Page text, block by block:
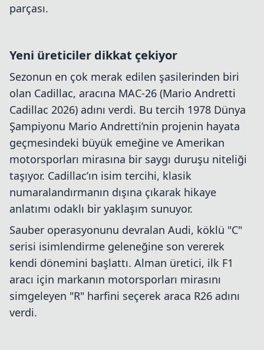
parçası.
Yeni üreticiler dikkat çekiyor
Sezonun en çok merak edilen şasilerinden biri
olan Cadillac, aracına MAC-26 (Mario Andretti
Cadillac 2026) adını verdi. Bu tercih 1978 Dünya
Şampiyonu Mario Andretti’nin projenin hayata
geçmesindeki büyük emeğine ve Amerikan
motorsporları mirasına bir saygı duruşu niteliği
taşıyor. Cadillac’ın isim tercihi, klasik
numaralandırmanın dışına çıkarak hikaye
anlatımı odaklı bir yaklaşım sunuyor.
Sauber operasyonunu devralan Audi, köklü "C"
serisi isimlendirme geleneğine son vererek
kendi dönemini başlattı. Alman üretici, ilk F1
aracı için markanın motorsporları mirasını
simgeleyen "R" harfini seçerek araca R26 adını
verdi.